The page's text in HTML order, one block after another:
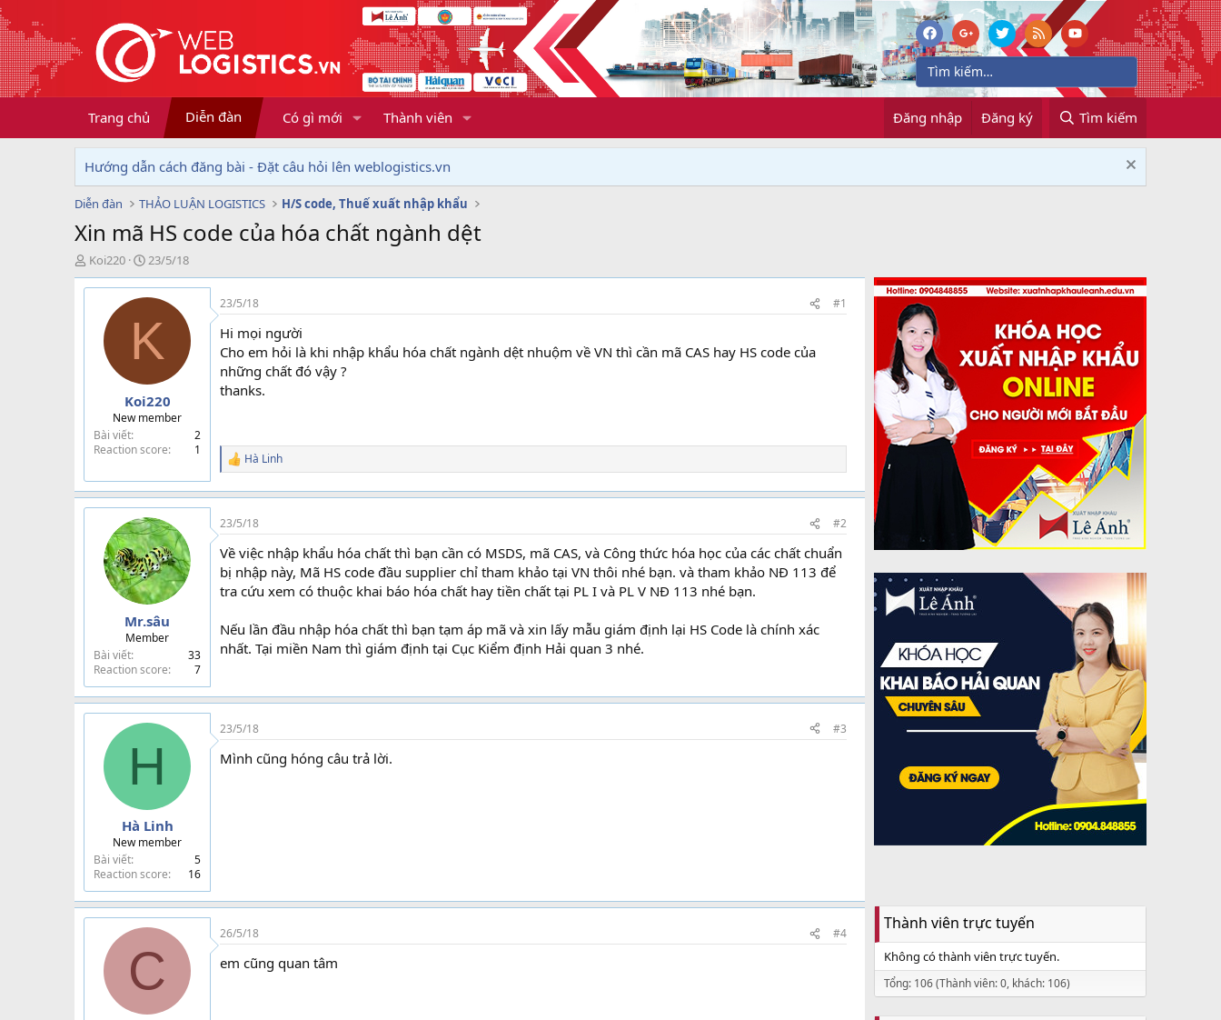
Trang chủ Diễn đàn Có gì mới Thành viên Đăng nhập Đăng ký Tìm kiếm
Hướng dẫn cách đăng bài - Đặt câu hỏi lên weblogistics.vn
Diễn đàn THẢO LUẬN LOGISTICS H/S code, Thuế xuất nhập khẩu
Xin mã HS code của hóa chất ngành dệt
T
h
r
Koi220
N
g
à
g
ử
23/5/18
K
Koi220
New member
Bài viết
2
Reaction score
1
23/5/18 #1
Hi mọi người
Cho em hỏi là khi nhập khẩu hóa chất ngành dệt nhuộm về VN thì cần mã CAS hay HS code của
những chất đó vậy ?
thanks.
R
a
t
i
o
n
s
:
Hà Linh
Mr.sâu
Member
Bài viết
33
Reaction score
7
23/5/18 #2
Về việc nhập khẩu hóa chất thì bạn cần có MSDS, mã CAS, và Công thức hóa học của các chất chuẩn
bị nhập này, Mã HS code đầu supplier chỉ tham khảo tại VN thôi nhé bạn. và tham khảo NĐ 113 để
tra cứu xem có thuộc khai báo hóa chất hay tiền chất tại PL I và PL V NĐ 113 nhé bạn.
Nếu lần đầu nhập hóa chất thì bạn tạm áp mã và xin lấy mẫu giám định lại HS Code là chính xác
nhất. Tại miền Nam thì giám định tại Cục Kiểm định Hải quan 3 nhé.
H
Hà Linh
New member
Bài viết
5
Reaction score
16
23/5/18 #3
Mình cũng hóng câu trả lời.
C
26/5/18 #4
em cũng quan tâm
Thành viên trực tuyến
Không có thành viên trực tuyến.
Tổng: 106 (Thành viên: 0, khách: 106)